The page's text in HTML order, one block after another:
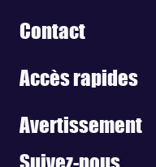
Contact
Accès rapides
Avertissement